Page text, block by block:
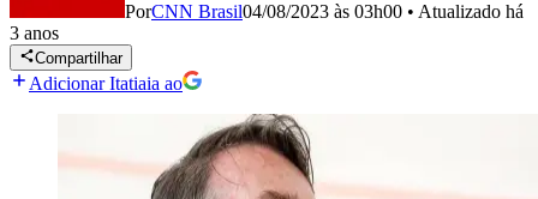
PorCNN Brasil04/08/2023 às 03h00 • Atualizado há
3 anos
Compartilhar
Adicionar Itatiaia ao